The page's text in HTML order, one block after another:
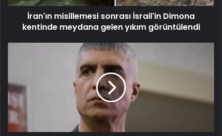
İran'ın misillemesi sonrası İsrail'in Dimona
kentinde meydana gelen yıkım görüntülendi